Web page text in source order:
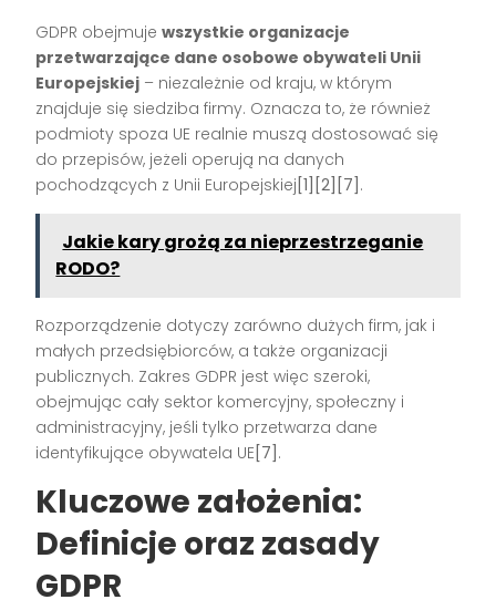
GDPR obejmujewszystkie organizacje
przetwarzające dane osobowe obywateli Unii
Europejskiej – niezależnie od kraju, w którym
znajduje się siedziba firmy. Oznacza to, że również
podmioty spoza UE realnie muszą dostosować się
do przepisów, jeżeli operują na danych
pochodzących z Unii Europejskiej [1][2][7] .
Jakie kary grożą za nieprzestrzeganie
RODO?
Rozporządzenie dotyczy zarówno dużych firm, jak i
małych przedsiębiorców, a także organizacji
publicznych. Zakres GDPR jest więc szeroki,
obejmując cały sektor komercyjny, społeczny i
administracyjny, jeśli tylko przetwarza dane
identyfikujące obywatela UE [7] .
Kluczowe założenia:
Definicje oraz zasady
GDPR